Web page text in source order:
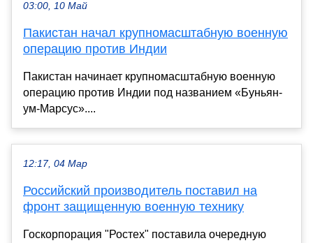
03:00, 10 Май
Пакистан начал крупномасштабную военную
операцию против Индии
Пакистан начинает крупномасштабную военную
операцию против Индии под названием «Буньян-
ум-Марсус»....
12:17, 04 Мар
Российский производитель поставил на
фронт защищенную военную технику
Госкорпорация "Ростех" поставила очередную